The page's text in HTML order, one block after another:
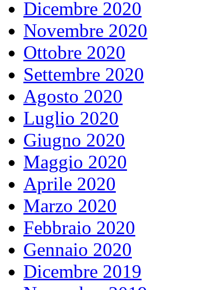
Dicembre 2020
Novembre 2020
Ottobre 2020
Settembre 2020
Agosto 2020
Luglio 2020
Giugno 2020
Maggio 2020
Aprile 2020
Marzo 2020
Febbraio 2020
Gennaio 2020
Dicembre 2019